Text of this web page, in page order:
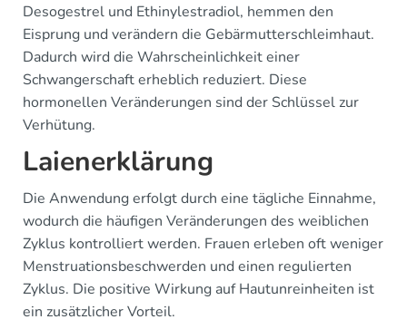
Desogestrel und Ethinylestradiol, hemmen den
Eisprung und verändern die Gebärmutterschleimhaut.
Dadurch wird die Wahrscheinlichkeit einer
Schwangerschaft erheblich reduziert. Diese
hormonellen Veränderungen sind der Schlüssel zur
Verhütung.
Laienerklärung
Die Anwendung erfolgt durch eine tägliche Einnahme,
wodurch die häufigen Veränderungen des weiblichen
Zyklus kontrolliert werden. Frauen erleben oft weniger
Menstruationsbeschwerden und einen regulierten
Zyklus. Die positive Wirkung auf Hautunreinheiten ist
ein zusätzlicher Vorteil.